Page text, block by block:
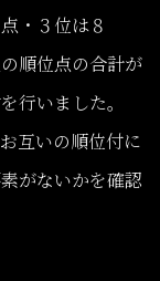
・３位は８
順位点の合計が
行いました。
互いの順位付に
がないかを確認